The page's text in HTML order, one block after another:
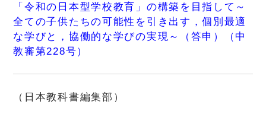
「令和の日本型学校教育」の構築を目指して～
全ての子供たちの可能性を引き出す，個別最適
な学びと，協働的な学びの実現～（答申）（中
教審第228号）
（日本教科書編集部）